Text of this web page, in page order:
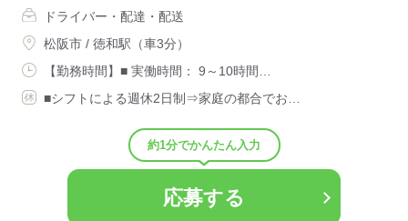
ドライバー・配達・配送
松阪市 / 徳和駅（車3分）
【勤務時間】■ 実働時間： 9～10時間…
■シフトによる週休2日制⇒家庭の都合でお…
約1分でかんたん入力
応募する